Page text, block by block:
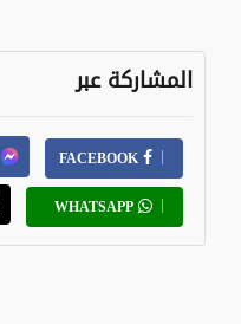
المشاركة عبر
FACEBOOK
WHATSAPP